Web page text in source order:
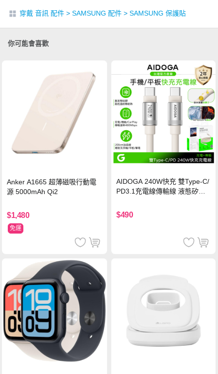
穿戴 音訊 配件 > SAMSUNG 配件 > SAMSUNG 保護貼
你可能會喜歡
Anker A1665 超薄磁吸行動電
源 5000mAh Qi2
$1,480
免運
AIDOGA 240W快充 雙Type-C/
PD3.1充電線傳輸線 液態矽膠
機/平板/筆電
$490